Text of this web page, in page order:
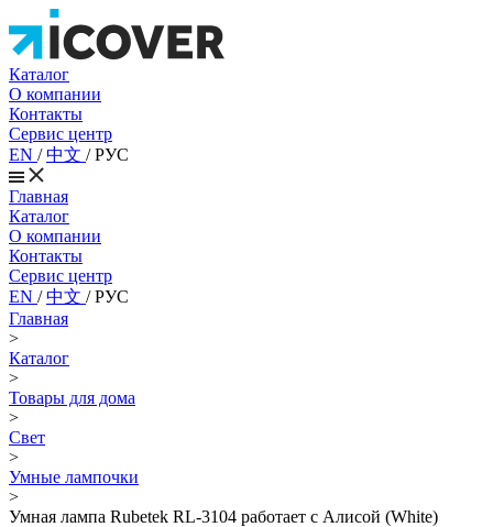
Каталог
О компании
Контакты
Сервис центр
EN /中文 /РУС
Главная
Каталог
О компании
Контакты
Сервис центр
EN /中文 /РУС
Главная
>
Каталог
>
Товары для дома
>
Свет
>
Умные лампочки
>
Умная лампа Rubetek RL-3104 работает с Алисой (White)